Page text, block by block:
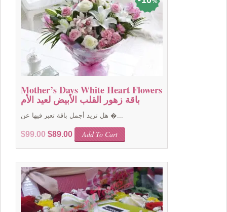
Mother’s Days White Heart Flowers
باقة زهور القلب الأبيض لعيد الأم
هل تريد أجمل باقة تعبر فيها عن �...
$99.00 Original
$99.00.
$89.00Current
price
$89.00.
Add To Cart